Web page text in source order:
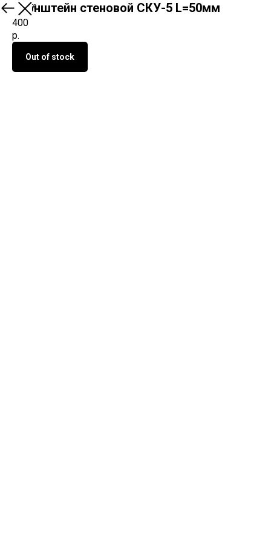
О продукте
Кронштейн стеновой СКУ-5 L=50мм
400
р.
Out of stock